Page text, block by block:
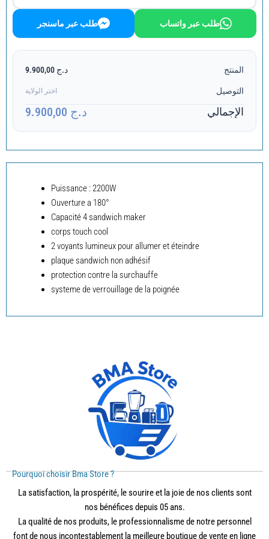
طلب عبر واتساب طلب عبر ماسنجر
المنتج د.ج 9.900,00
التوصيل اختر الولاية
الإجمالي د.ج 9.900,00
Puissance : 2200W
Ouverture a 180°
Capacité 4 sandwich maker
corps touch cool
2 voyants lumineux pour allumer et éteindre
plaque sandwich non adhésif
protection contre la surchauffe
systeme de verrouillage de la poignée
Pourquoi choisir Bma Store ?
La satisfaction, la prospérité, le sourire et la joie de nos clients sont
nos bénéfices depuis 05 ans.
La qualité de nos produits, le professionnalisme de notre personnel
font de nous incontestablement la meilleure boutique de vente en ligne